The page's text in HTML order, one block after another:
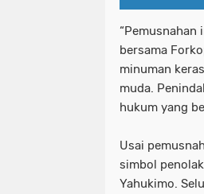
“Pemusnahan
bersama
minuman
muda.
hukum yang
Usai
simbol
Yahukimo.